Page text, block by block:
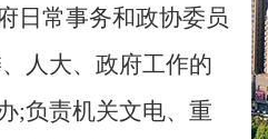
日常事务和政协委员
人大、政府工作的
;负责机关文电、重